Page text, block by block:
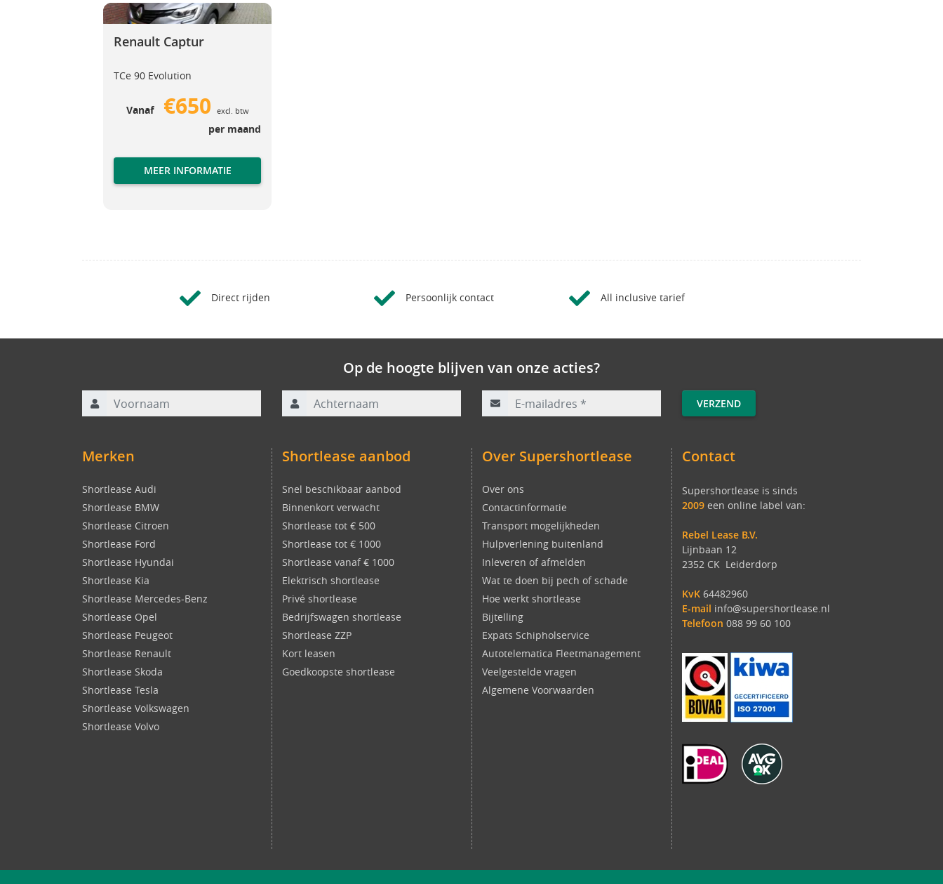
Renault Captur
Renault Captur
Renault Captur
TCe 90 Evolution
Vanaf €650 excl. btw
per maand
MEER INFORMATIE
Direct rijden Persoonlijk contact All inclusive tarief
Op de hoogte blijven van onze acties?
Merken
Shortlease Audi
Shortlease BMW
Shortlease Citroen
Shortlease Ford
Shortlease Hyundai
Shortlease Kia
Shortlease Mercedes-Benz
Shortlease Opel
Shortlease Peugeot
Shortlease Renault
Shortlease Skoda
Shortlease Tesla
Shortlease Volkswagen
Shortlease Volvo
Shortlease aanbod
Snel beschikbaar aanbod
Binnenkort verwacht
Shortlease tot € 500
Shortlease tot € 1000
Shortlease vanaf € 1000
Elektrisch shortlease
Privé shortlease
Bedrijfswagen shortlease
Shortlease ZZP
Kort leasen
Goedkoopste shortlease
Over Supershortlease
Over ons
Contactinformatie
Transport mogelijkheden
Hulpverlening buitenland
Inleveren of afmelden
Wat te doen bij pech of schade
Hoe werkt shortlease
Bijtelling
Expats Schipholservice
Autotelematica Fleetmanagement
Veelgestelde vragen
Algemene Voorwaarden
Contact
Supershortlease is sinds
2009 een online label van:
Rebel Lease B.V.
Lijnbaan 12
2352 CK Leiderdorp
KvK 64482960
E-mail info@supershortlease.nl
Telefoon 088 99 60 100